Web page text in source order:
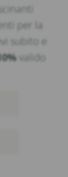
per la
subito e
valido